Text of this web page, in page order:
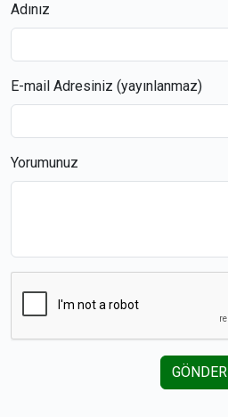
Adınız
E-mail Adresiniz (yayınlanmaz)
Yorumunuz
GÖNDER